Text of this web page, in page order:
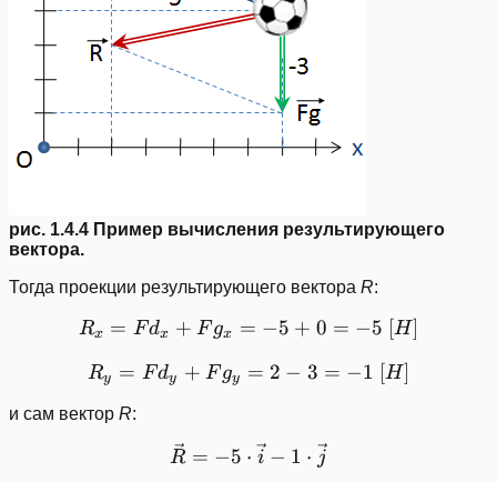
рис. 1.4.4 Пример вычисления результирующего
вектора.
Тогда проекции результирующего вектора R:
Rx = Fdx + F gx = −5 + 0 = −5 [H]
Ry = Fdy + F gy = 2 − 3 = −1 [H]
и сам вектор R:
\vec{R}=-5\cdot
R = −5 ⋅ i − 1 ⋅ j